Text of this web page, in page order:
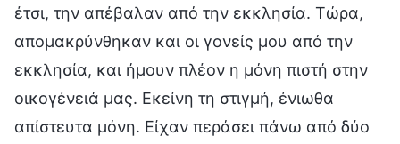
έτσι, την απέβαλαν από την εκκλησία. Τώρα,
απομακρύνθηκαν και οι γονείς μου από την
εκκλησία, και ήμουν πλέον η μόνη πιστή στην
οικογένειά μας. Εκείνη τη στιγμή, ένιωθα
απίστευτα μόνη. Είχαν περάσει πάνω από δύο